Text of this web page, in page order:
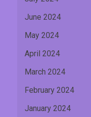
June 2024
May 2024
April 2024
March 2024
February 2024
January 2024